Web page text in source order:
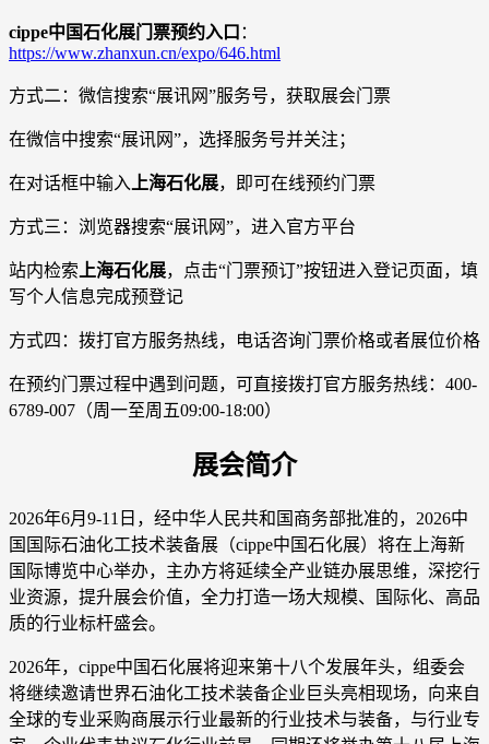
cippe中国石化展门票预约入口 ：
https://www.zhanxun.cn/expo/646.html
方式二：微信搜索“展讯网”服务号，获取展会门票
在微信中搜索“展讯网”，选择服务号并关注；
在对话框中输入 上海石化展，即可在线预约门票
方式三：浏览器搜索“展讯网”，进入官方平台
站内检索 上海石化展，点击“门票预订”按钮进入登记页面，填
写个人信息完成预登记
方式四：拨打官方服务热线，电话咨询门票价格或者展位价格
在预约门票过程中遇到问题，可直接拨打官方服务热线：400-
6789-007（周一至周五09:00-18:00）
展会简介
2026年6月9-11日，经中华人民共和国商务部批准的，2026中
国国际石油化工技术装备展（cippe中国石化展）将在上海新
国际博览中心举办，主办方将延续全产业链办展思维，深挖行
业资源，提升展会价值，全力打造一场大规模、国际化、高品
质的行业标杆盛会。
2026年，cippe中国石化展将迎来第十八个发展年头，组委会
将继续邀请世界石油化工技术装备企业巨头亮相现场，向来自
全球的专业采购商展示行业最新的行业技术与装备，与行业专